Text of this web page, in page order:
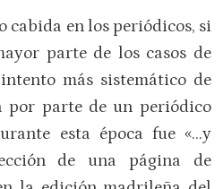
cabida en los periódicos, si
parte de los casos de
más sistemático de
por parte de un periódico
esta época fue «…y
de una página de